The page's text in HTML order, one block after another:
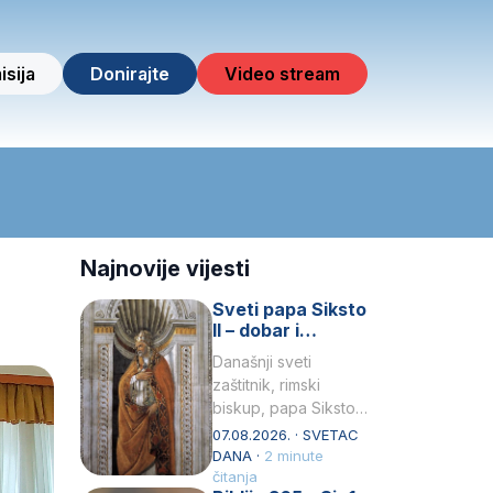
Donirajte Video stream
Najnovije vijesti
Sveti papa Siksto
II – dobar i
miroljubiv pastir
Današnji sveti
zaštitnik, rimski
biskup, papa Siksto
(Sixtus) II, prema
knjizi Liber
Pontificalis bio je
07.08.2026. · SVETAC
DANA · 2 minute
čitanja